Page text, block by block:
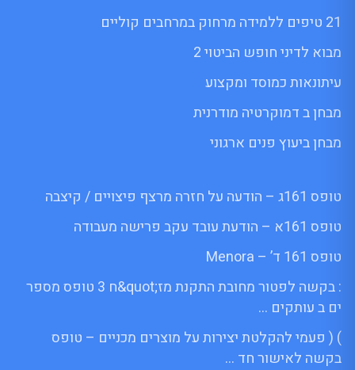
21 טיפים ללמידה מרחוק במרחבים קוליים
מבוא לדיני חופש הביטוי 2
עיתונאות כמוסד ומקצוע
מבחן ב דמוקרטיה מודרנית
מבחן ביעוץ פנים ארגוני
טופס 161ג – הודעה על חזרה מרצף פיצויים / קיצבה
טופס 161א – הודעת עובד עקב פרישה מעבודה
טופס 161 ד’ – Menora
: בקשה לפטור מחובת התקנת מז;quot&ח 3 טופס מספר
ים ב עותקים …
) ( פעמי להקלטת יצירות על מוצרים מכניים – טופס
בקשה לאישור חד …